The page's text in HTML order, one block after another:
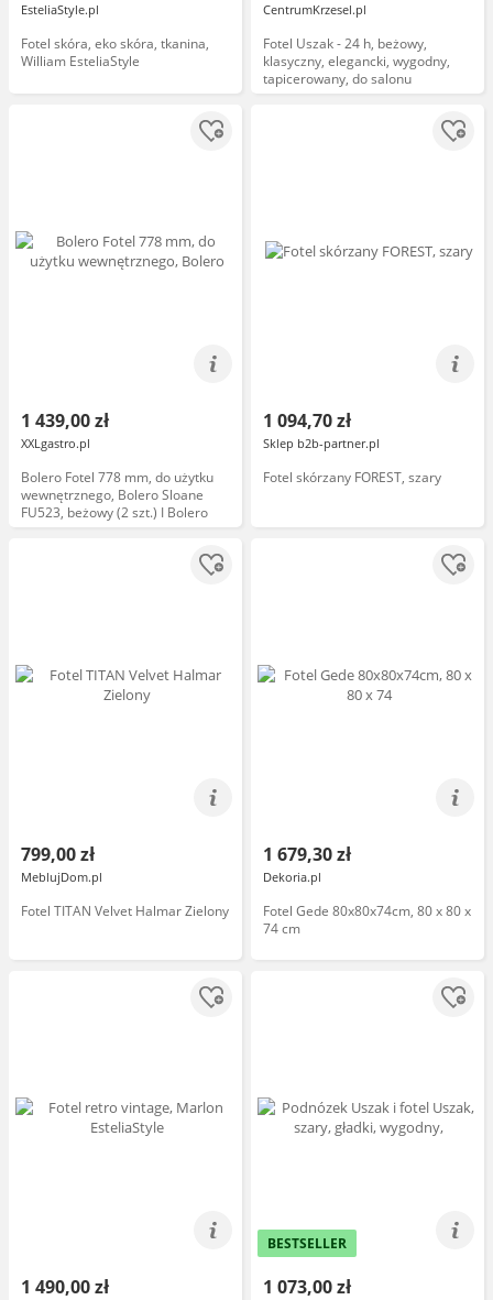
EsteliaStyle.pl
Fotel skóra, eko skóra, tkanina,
William EsteliaStyle
CentrumKrzesel.pl
Fotel Uszak - 24 h, beżowy,
klasyczny, elegancki, wygodny,
tapicerowany, do salonu
1 439,00 zł
XXLgastro.pl
Bolero Fotel 778 mm, do użytku
wewnętrznego, Bolero Sloane
FU523, beżowy (2 szt.) I Bolero
1 094,70 zł
Sklep b2b-partner.pl
Fotel skórzany FOREST, szary
799,00 zł
MeblujDom.pl
Fotel TITAN Velvet Halmar Zielony
1 679,30 zł
Dekoria.pl
Fotel Gede 80x80x74cm, 80 x 80 x
74 cm
1 490,00 zł
BESTSELLER
1 073,00 zł